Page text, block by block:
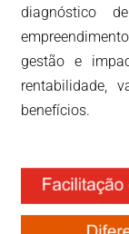
diagnóstico
gestão e
rentabilidade,
benefícios.